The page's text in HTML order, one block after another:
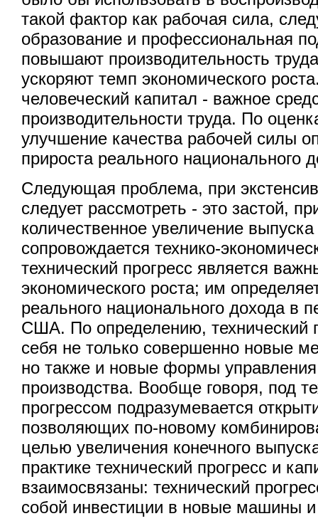
такой фактор как рабочая сила,
образование и профессиональная
повышают производительность
ускоряют темп экономического
человеческий капитал - важное
производительности труда. По
улучшение качества рабочей силы
прироста реального
Следующая проблема, при
следует рассмотреть - это застой,
количественное увеличение
сопровождается технико-
технический прогресс является
экономического роста; им
реального национального дохода в
США. По определению, технический
себя не только совершенно новые
но также и новые формы управления
производства. Вообще говоря, под
прогрессом подразумевается
позволяющих по-новому
целью увеличения конечного
практике технический прогресс и
взаимосвязаны: технический
собой инвестиции в новые машины